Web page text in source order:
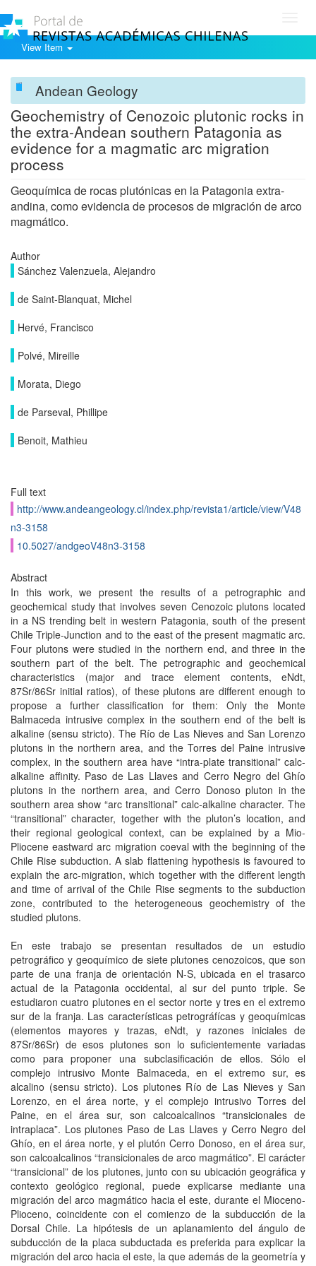
View Item
Andean Geology
Geochemistry of Cenozoic plutonic rocks in
the extra-Andean southern Patagonia as
evidence for a magmatic arc migration
process
Geoquímica de rocas plutónicas en la Patagonia extra-
andina, como evidencia de procesos de migración de arco
magmático.
Author
Sánchez Valenzuela, Alejandro
de Saint-Blanquat, Michel
Hervé, Francisco
Polvé, Mireille
Morata, Diego
de Parseval, Phillipe
Benoit, Mathieu
Full text
http://www.andeangeology.cl/index.php/revista1/article/view/V48
n3-3158
10.5027/andgeoV48n3-3158
Abstract
In this work, we present the results of a petrographic and
geochemical study that involves seven Cenozoic plutons located
in a NS trending belt in western Patagonia, south of the present
Chile Triple-Junction and to the east of the present magmatic arc.
Four plutons were studied in the northern end, and three in the
southern part of the belt. The petrographic and geochemical
characteristics (major and trace element contents, eNdt,
87Sr/86Sr initial ratios), of these plutons are different enough to
propose a further classification for them: Only the Monte
Balmaceda intrusive complex in the southern end of the belt is
alkaline (sensu stricto). The Río de Las Nieves and San Lorenzo
plutons in the northern area, and the Torres del Paine intrusive
complex, in the southern area have “intra-plate transitional” calc-
alkaline affinity. Paso de Las Llaves and Cerro Negro del Ghío
plutons in the northern area, and Cerro Donoso pluton in the
southern area show “arc transitional” calc-alkaline character. The
“transitional” character, together with the pluton’s location, and
their regional geological context, can be explained by a Mio-
Pliocene eastward arc migration coeval with the beginning of the
Chile Rise subduction. A slab flattening hypothesis is favoured to
explain the arc-migration, which together with the different length
and time of arrival of the Chile Rise segments to the subduction
zone, contributed to the heterogeneous geochemistry of the
studied plutons.
En este trabajo se presentan resultados de un estudio
petrográfico y geoquímico de siete plutones cenozoicos, que son
parte de una franja de orientación N-S, ubicada en el trasarco
actual de la Patagonia occidental, al sur del punto triple. Se
estudiaron cuatro plutones en el sector norte y tres en el extremo
sur de la franja. Las características petrográfícas y geoquímicas
(elementos mayores y trazas, eNdt, y razones iniciales de
87Sr/86Sr) de esos plutones son lo suficientemente variadas
como para proponer una subclasificación de ellos. Sólo el
complejo intrusivo Monte Balmaceda, en el extremo sur, es
alcalino (sensu stricto). Los plutones Río de Las Nieves y San
Lorenzo, en el área norte, y el complejo intrusivo Torres del
Paine, en el área sur, son calcoalcalinos “transicionales de
intraplaca”. Los plutones Paso de Las Llaves y Cerro Negro del
Ghío, en el área norte, y el plutón Cerro Donoso, en el área sur,
son calcoalcalinos “transicionales de arco magmático”. El carácter
“transicional” de los plutones, junto con su ubicación geográfica y
contexto geológico regional, puede explicarse mediante una
migración del arco magmático hacia el este, durante el Mioceno-
Plioceno, coincidente con el comienzo de la subducción de la
Dorsal Chile. La hipótesis de un aplanamiento del ángulo de
subducción de la placa subductada es preferida para explicar la
migración del arco hacia el este, la que además de la geometría y